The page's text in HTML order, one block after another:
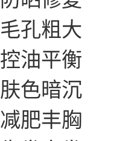
毛孔粗大
控油平衡
肤色暗沉
减肥丰胸